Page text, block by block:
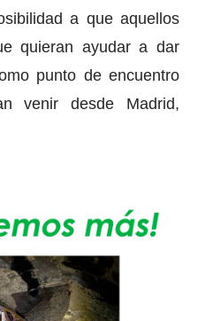
a que aquellos
quieran ayudar a dar
punto de encuentro
venir desde Madrid,